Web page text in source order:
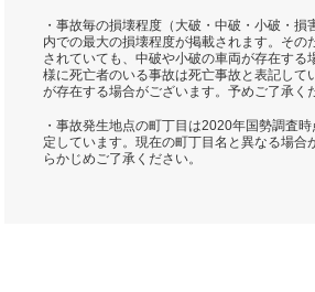
・事故毎の損壊程度（大破・中破・小破・損
内での最大の損壊程度が掲載されます。その
されていても、中破や小破の車両が存在する
様に死亡者のいる事故は死亡事故と表記して
が存在する場合がございます。予めご了承く
・事故発生地点の町丁目は2020年国勢調査
定しています。現在の町丁目名と異なる場合
らかじめご了承ください。